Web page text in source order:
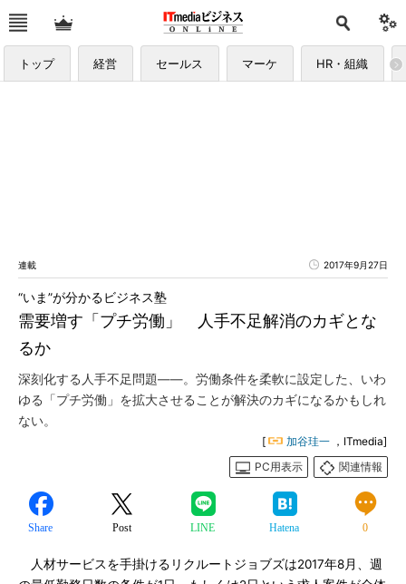
トップ 経営 セールス マーケ HR・組織
連載 2017年9月27日
需要増す「プチ労働」 人手不足解消のカギとな
るか
“いま”が分かるビジネス塾
深刻化する人手不足問題――。労働条件を柔軟に設定した、いわ
ゆる「プチ労働」を拡大させることが解決のカギになるかもしれ
ない。
[ 加谷珪一 ，ITmedia]
PC用表示
関連情報
Share Post LINE Hatena 0
人材サービスを手掛けるリクルートジョブズは2017年8月、週